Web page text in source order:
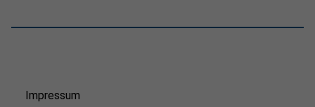
Impressum